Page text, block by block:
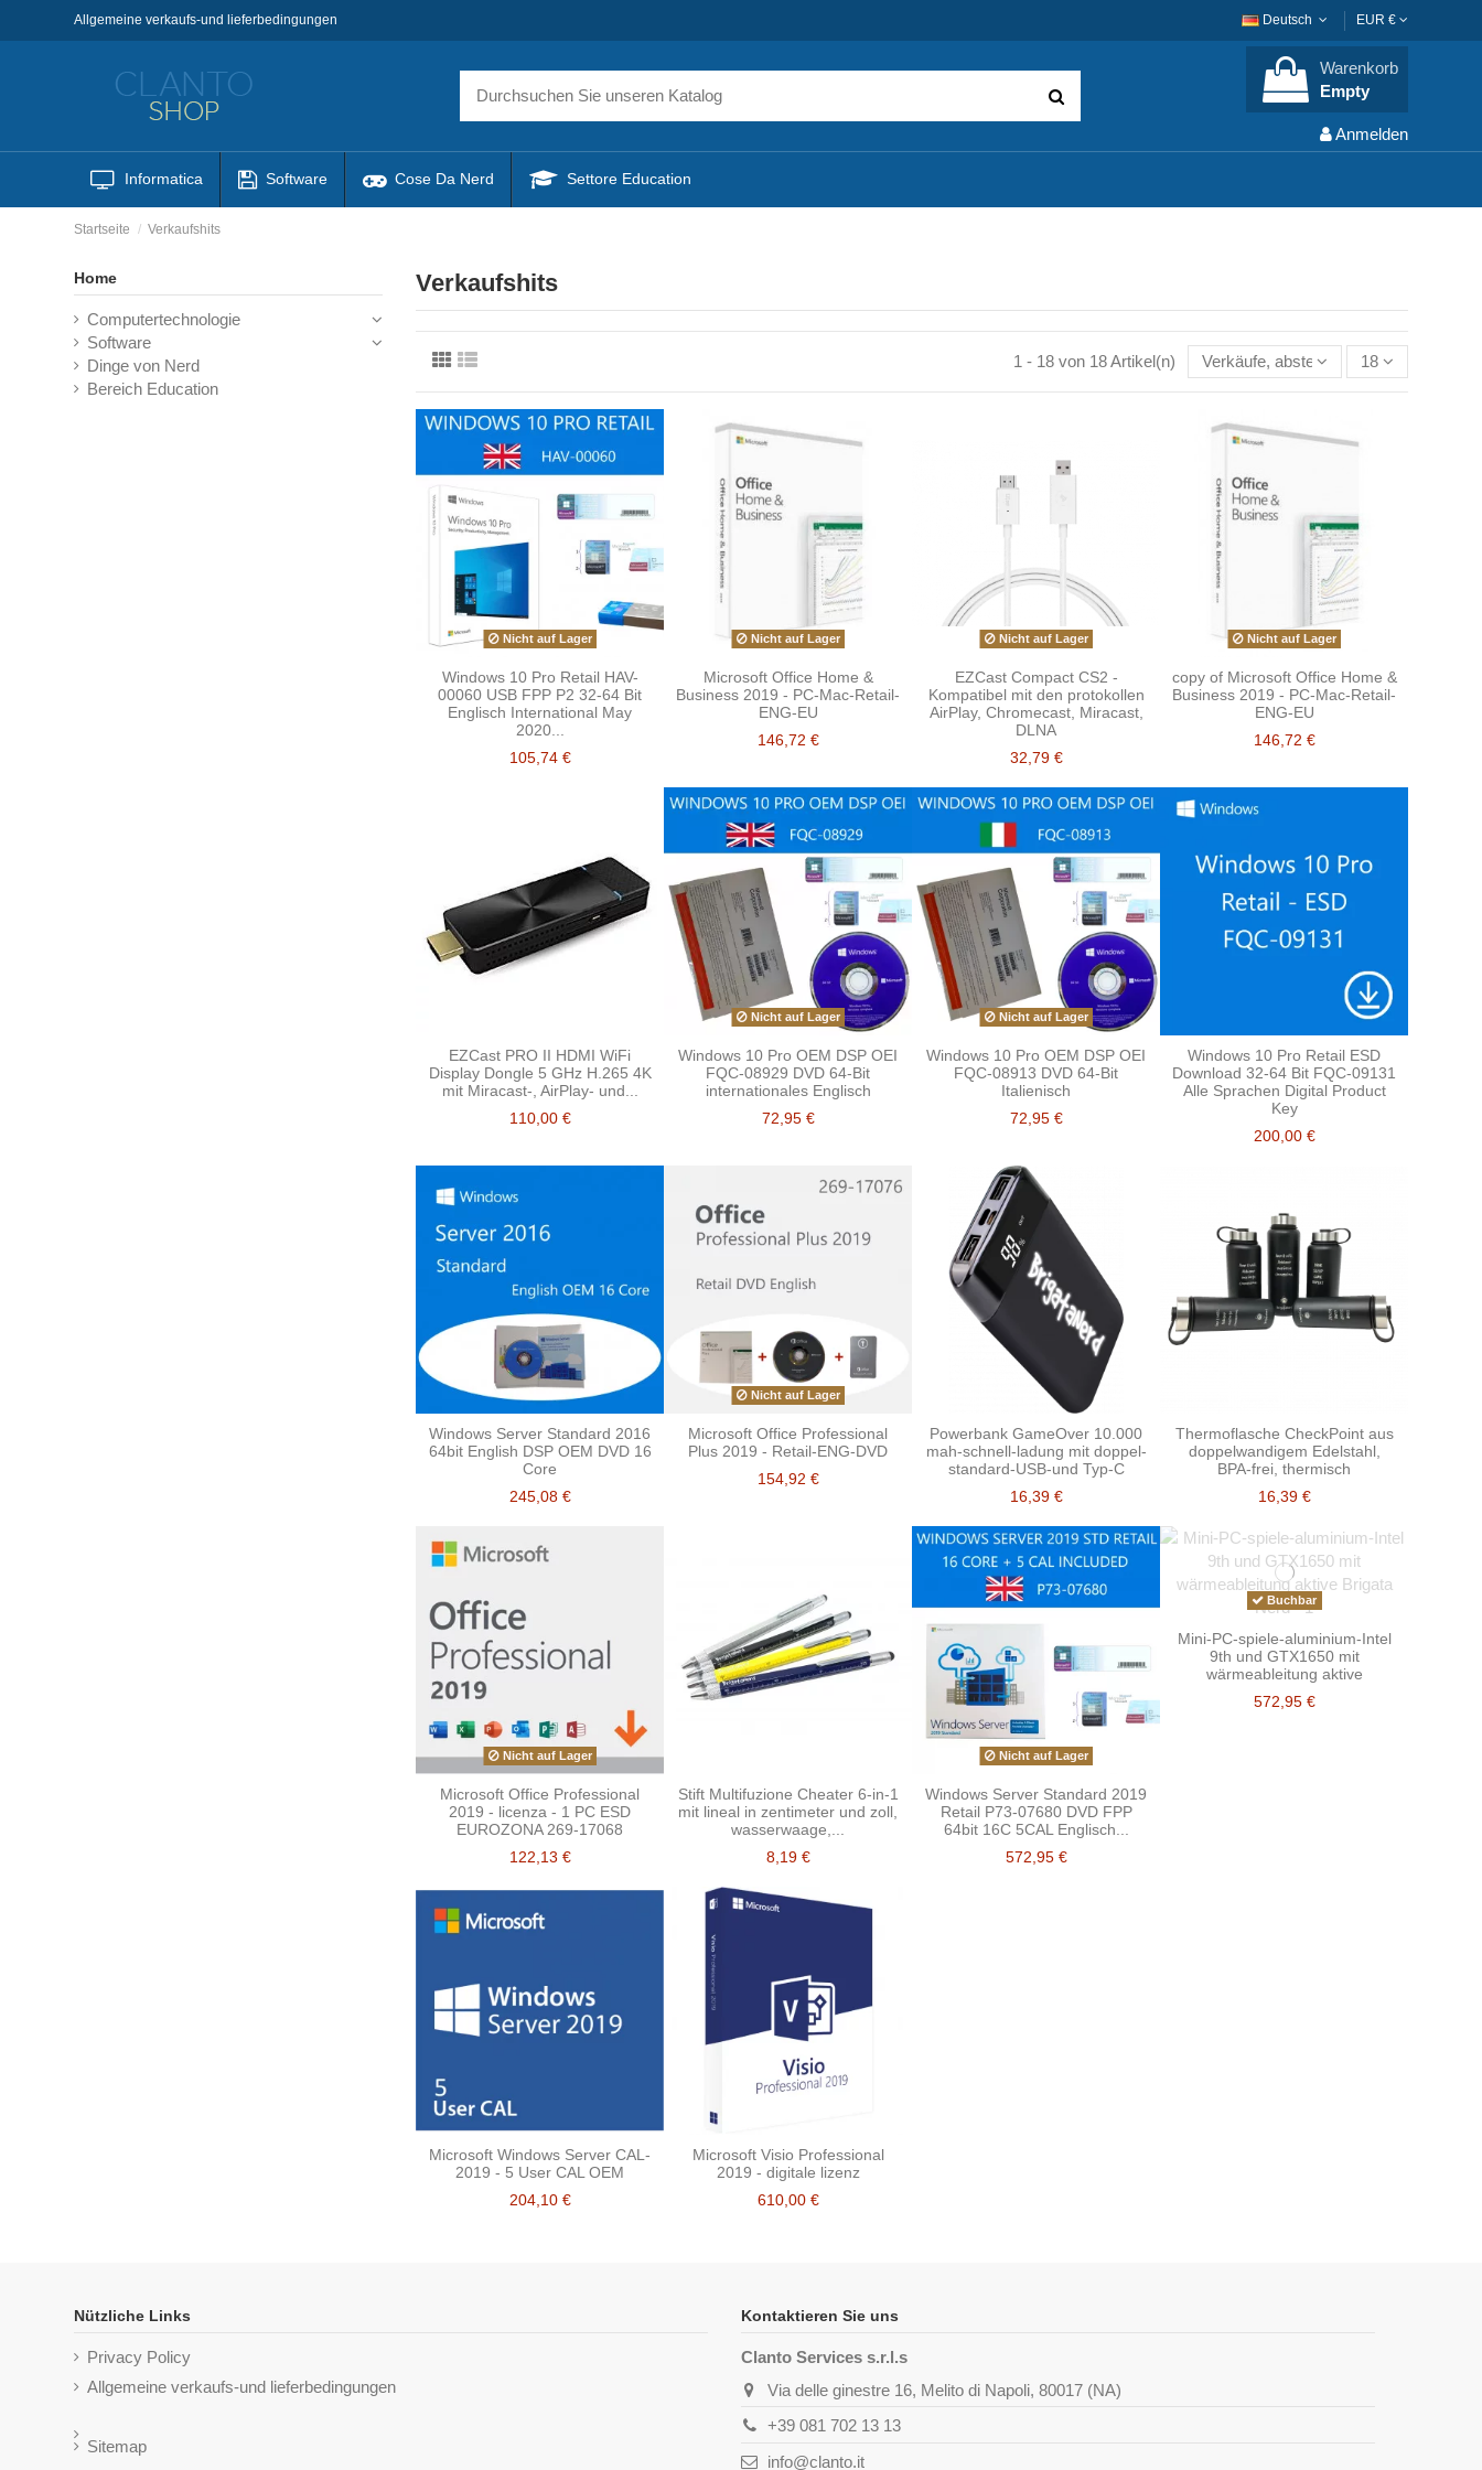
Allgemeine verkaufs-und lieferbedingungen Deutsch EUR €
Warenkorb
Empty
Anmelden
Informatica Software Cose Da Nerd Settore Education
Startseite Verkaufshits
Verkaufshits
1 - 18 von 18 Artikel(n) Verkäufe, absteigend sortiert
18
Nicht auf Lager
Windows 10 Pro Retail HAV-
00060 USB FPP P2 32-64 Bit
Englisch International May
2020...
105,74 €
Nicht auf Lager
Microsoft Office Home &
Business 2019 - PC-Mac-Retail-
ENG-EU
146,72 €
Nicht auf Lager
EZCast Compact CS2 -
Kompatibel mit den protokollen
AirPlay, Chromecast, Miracast,
DLNA
32,79 €
Nicht auf Lager
copy of Microsoft Office Home &
Business 2019 - PC-Mac-Retail-
ENG-EU
146,72 €
EZCast PRO II HDMI WiFi
Display Dongle 5 GHz H.265 4K
mit Miracast-, AirPlay- und...
110,00 €
Nicht auf Lager
Windows 10 Pro OEM DSP OEI
FQC-08929 DVD 64-Bit
internationales Englisch
72,95 €
Nicht auf Lager
Windows 10 Pro OEM DSP OEI
FQC-08913 DVD 64-Bit
Italienisch
72,95 €
Windows 10 Pro Retail ESD
Download 32-64 Bit FQC-09131
Alle Sprachen Digital Product
Key
200,00 €
Windows Server Standard 2016
64bit English DSP OEM DVD 16
Core
245,08 €
Nicht auf Lager
Microsoft Office Professional
Plus 2019 - Retail-ENG-DVD
154,92 €
Powerbank GameOver 10.000
mah-schnell-ladung mit doppel-
standard-USB-und Typ-C
16,39 €
Thermoflasche CheckPoint aus
doppelwandigem Edelstahl,
BPA-frei, thermisch
16,39 €
Nicht auf Lager
Microsoft Office Professional
2019 - licenza - 1 PC ESD
EUROZONA 269-17068
122,13 €
Stift Multifuzione Cheater 6-in-1
mit lineal in zentimeter und zoll,
wasserwaage,...
8,19 €
Nicht auf Lager
Windows Server Standard 2019
Retail P73-07680 DVD FPP
64bit 16C 5CAL Englisch...
572,95 €
Buchbar
Mini-PC-spiele-aluminium-Intel
9th und GTX1650 mit
wärmeableitung aktive
572,95 €
Microsoft Windows Server CAL-
2019 - 5 User CAL OEM
204,10 €
Microsoft Visio Professional
2019 - digitale lizenz
610,00 €
Home
Computertechnologie
Software
Dinge von Nerd
Bereich Education
Nützliche Links
Privacy Policy
Allgemeine verkaufs-und lieferbedingungen
Sitemap
Kontaktieren Sie uns
Clanto Services s.r.l.s
Via delle ginestre 16, Melito di Napoli, 80017 (NA)
+39 081 702 13 13
info@clanto.it